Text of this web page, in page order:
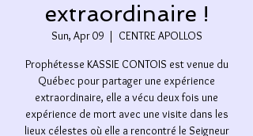
extraordinaire !
Sun, Apr 09
  |
CENTRE APOLLOS
Prophétesse KASSIE CONTOIS est venue du
Québec pour partager une expérience
extraordinaire, elle a vécu deux fois une
expérience de mort avec une visite dans les
lieux célestes où elle a rencontré le Seigneur